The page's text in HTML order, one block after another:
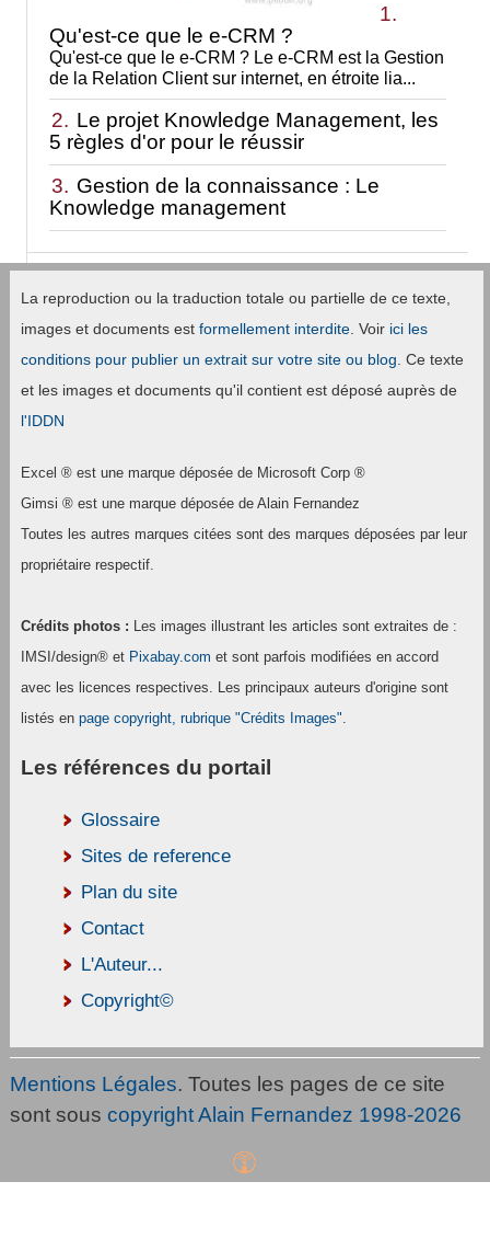
1.
Qu'est-ce que le e-CRM ?
Qu'est-ce que le e-CRM ? Le e-CRM est la Gestion
de la Relation Client sur internet, en étroite lia...
2. Le projet Knowledge Management, les
5 règles d'or pour le réussir
3. Gestion de la connaissance : Le
Knowledge management
La reproduction ou la traduction totale ou partielle de ce texte,
images et documents est formellement interdite. Voir ici les
conditions pour publier un extrait sur votre site ou blog . Ce texte
et les images et documents qu'il contient est déposé auprès de
l'IDDN
Excel ® est une marque déposée de Microsoft Corp ®
Gimsi ® est une marque déposée de Alain Fernandez
Toutes les autres marques citées sont des marques déposées par leur
propriétaire respectif.
Crédits photos : Les images illustrant les articles sont extraites de :
IMSI/design® et Pixabay.com et sont parfois modifiées en accord
avec les licences respectives. Les principaux auteurs d'origine sont
listés en page copyright, rubrique "Crédits Images"
Les références du portail
Glossaire
Sites de reference
Plan du site
Contact
L'Auteur...
Copyright©
Mentions Légales. Toutes les pages de ce site
sont sous copyright Alain Fernandez 1998-2026